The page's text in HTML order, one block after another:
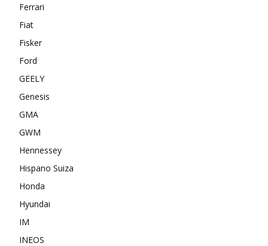
Ferrari
Fiat
Fisker
Ford
GEELY
Genesis
GMA
GWM
Hennessey
Hispano Suiza
Honda
Hyundai
IM
INEOS